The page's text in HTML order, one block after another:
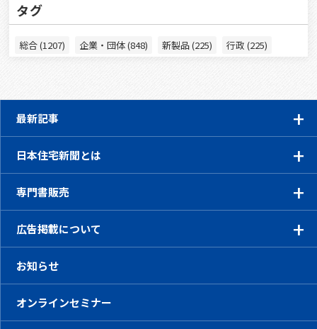
タグ
総合 (1207) 企業・団体 (848) 新製品 (225) 行政 (225)
最新記事
日本住宅新聞とは
専門書販売
広告掲載について
お知らせ
オンラインセミナー